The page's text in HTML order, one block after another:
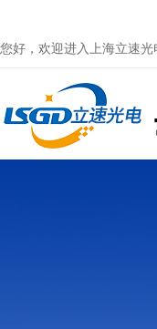
您好，欢迎进入上海立速光